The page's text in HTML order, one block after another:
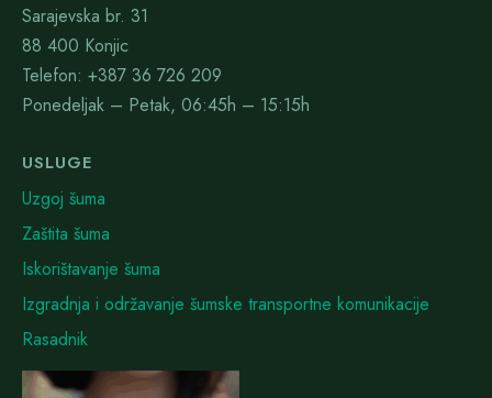
Sarajevska br. 31
88 400 Konjic
Telefon: +387 36 726 209
Ponedeljak – Petak, 06:45h – 15:15h
USLUGE
Uzgoj šuma
Zaštita šuma
Iskorištavanje šuma
Izgradnja i održavanje šumske transportne komunikacije
Rasadnik